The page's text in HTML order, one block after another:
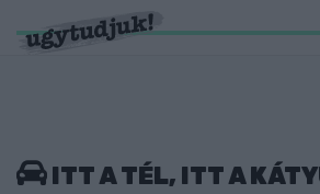
ITT A TÉL, ITT A